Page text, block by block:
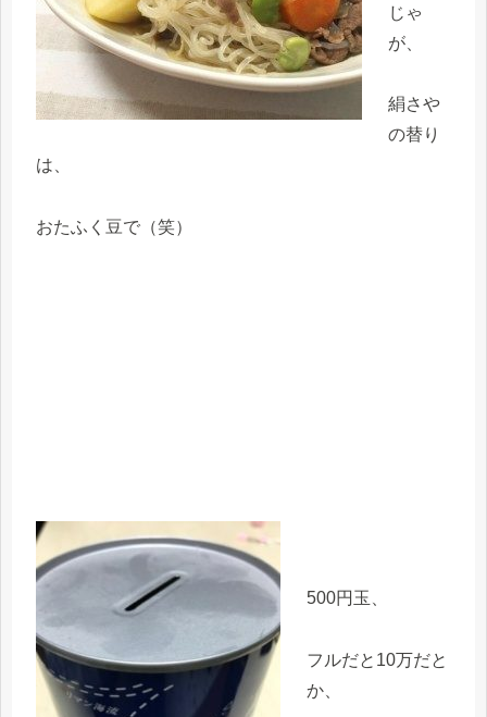
じゃ
が、
絹さや
の替り
は、
おたふく豆で（笑）
500円玉、
フルだと10万だと
か、